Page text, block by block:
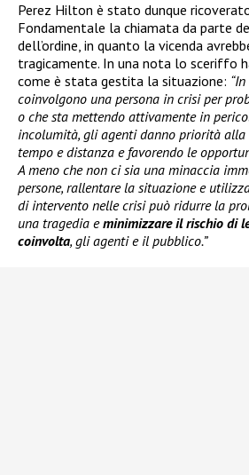
Perez Hilton è stato dunque
Fondamentale la chiamata da parte
dell’ordine, in quanto la vicenda
tragicamente. In una nota lo sceriffo
come è stata gestita la situazione:
coinvolgono una persona in crisi per
o che sta mettendo attivamente in
incolumità, gli agenti danno priorità alla
tempo e distanza e favorendo le
A meno che non ci sia una minaccia
persone, rallentare la situazione e
di intervento nelle crisi può ridurre la
una tragedia eminimizzare il rischio di
coinvolta, gli agenti e il pubblico.”